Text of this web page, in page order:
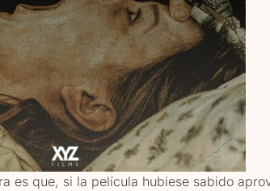
es que, si la película hubiese sabido